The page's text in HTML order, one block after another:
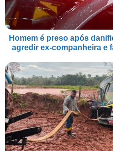
Homem é preso após
agredir ex-companheira e